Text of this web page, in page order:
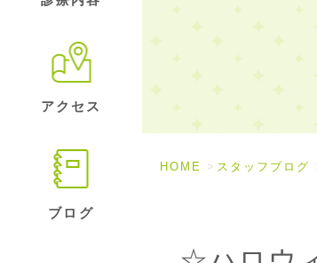
アクセス
ブログ
HOME スタッフブログ